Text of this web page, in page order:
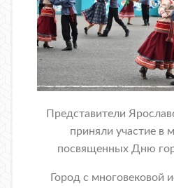
Представители
приняли участие в
посвященных Дню
Город с многовековой